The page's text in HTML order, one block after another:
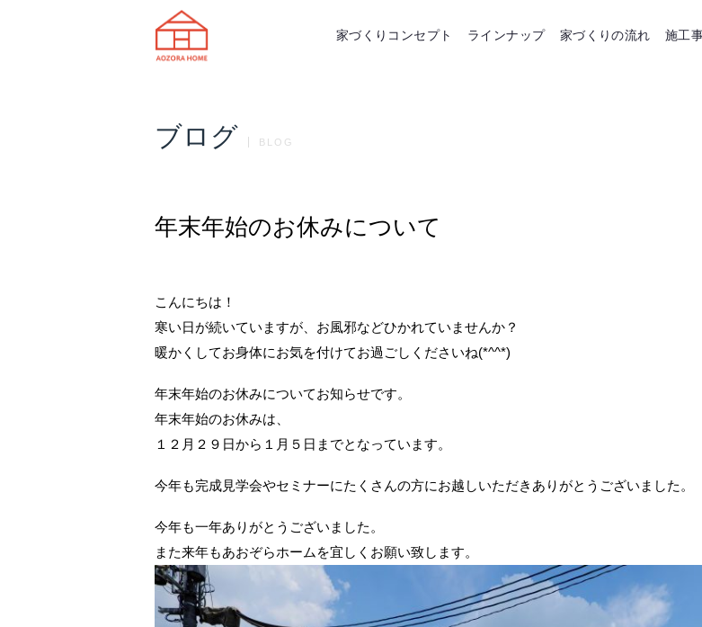
家づくりコンセプト
ラインナップ 家づくりの流れ 施工
ブログ BLOG
年末年始のお休みについて
こんにちは！
寒い日が続いていますが、お風邪などひかれていませんか？
暖かくしてお身体にお気を付けてお過ごしくださいね(*^^*)
年末年始のお休みについてお知らせです。
年末年始のお休みは、
１２月２９日から１月５日までとなっています。
今年も完成見学会やセミナーにたくさんの方にお越しいただきありがとうございました。
今年も一年ありがとうございました。
また来年もあおぞらホームを宜しくお願い致します。